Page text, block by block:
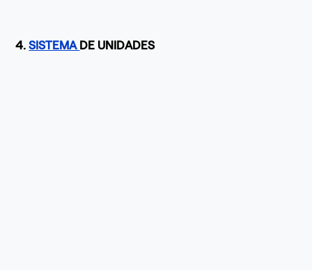
4.SISTEMA DE UNIDADES